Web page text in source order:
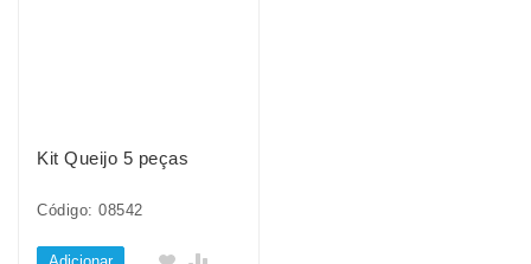
Kit Queijo 5 peças
Código: 08542